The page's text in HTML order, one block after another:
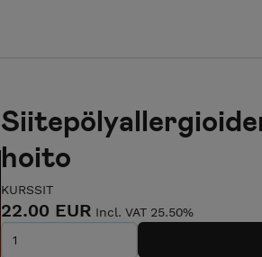
hoito
KURSSIT
22.00 EUR Incl. VAT 25.50%